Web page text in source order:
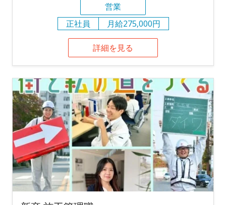
営業
正社員
月給275,000円
詳細を見る